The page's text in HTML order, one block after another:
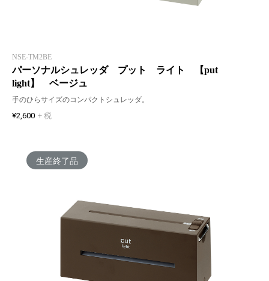
NSE-TM2BE
パーソナルシュレッダ プット ライト 【put
light】 ベージュ
手のひらサイズのコンパクトシュレッダ。
¥2,600 + 税
生産終了品